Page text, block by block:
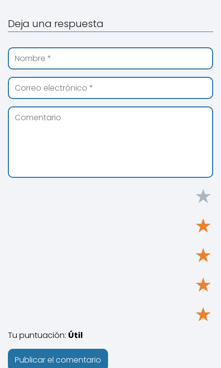
Deja una respuesta
★
★
★
★
★
Tu puntuación: Útil